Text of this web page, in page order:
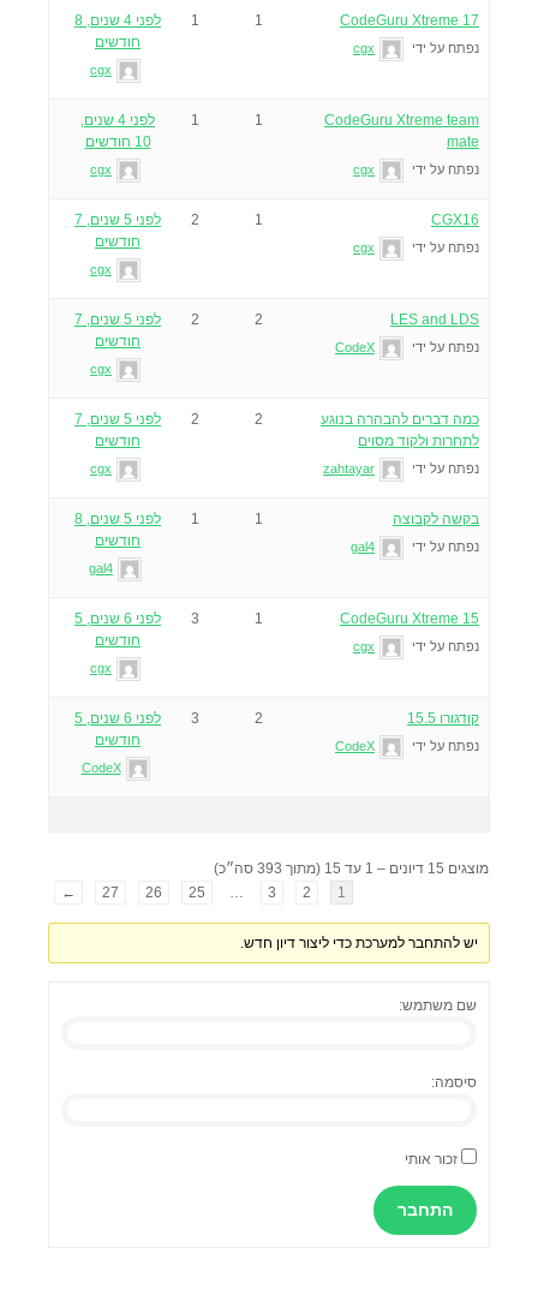
CodeGuru Xtreme 17
נפתח על ידי cgx
1
1
לפני 4 שנים, 8
חודשים
cgx
CodeGuru Xtreme team
mate
נפתח על ידי cgx
1
1
לפני 4 שנים,
10 חודשים
cgx
CGX16
נפתח על ידי cgx
1
2
לפני 5 שנים, 7
חודשים
cgx
LES and LDS
נפתח על ידי CodeX
2
2
לפני 5 שנים, 7
חודשים
cgx
כמה דברים להבהרה בנוגע
לתחרות ולקוד מסוים
נפתח על ידי zahtayar
2
2
לפני 5 שנים, 7
חודשים
cgx
בקשה לקבוצה
נפתח על ידי gal4
1
1
לפני 5 שנים, 8
חודשים
gal4
CodeGuru Xtreme 15
נפתח על ידי cgx
1
3
לפני 6 שנים, 5
חודשים
cgx
קודגורו 15.5
נפתח על ידי CodeX
2
3
לפני 6 שנים, 5
חודשים
CodeX
מוצגים 15 דיונים – 1 עד 15 (מתוך 393 סה״כ)
1
2
3
…
25
26
27
←
יש להתחבר למערכת כדי ליצור דיון חדש.
שם משתמש:
סיסמה:
זכור אותי
התחבר